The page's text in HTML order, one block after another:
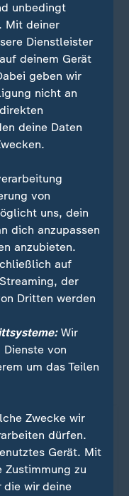
dass
Unterstützerrolle
Soldaten
der USA
US-
Soldaten nach
Moskaus im
- vor allem
Angriff auf die
Liveblog:
unbedingt
Mit deiner
Dienstleister
deinem Gerät
geben wir
nicht an
deine Daten
von
uns, dein
dich anzupassen
anzubieten.
auf
der
Dritten werden
Wir
Dienste von
um das Teilen
Zwecke wir
dürfen.
Gerät. Mit
zu
die wir deine